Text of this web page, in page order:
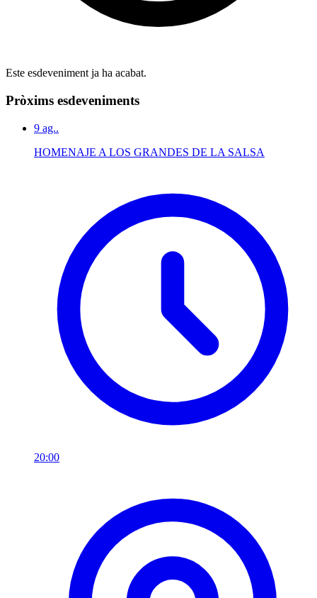
Este esdeveniment ja ha acabat.
Pròxims esdeveniments
9 ag..
HOMENAJE A LOS GRANDES DE LA SALSA
20:00